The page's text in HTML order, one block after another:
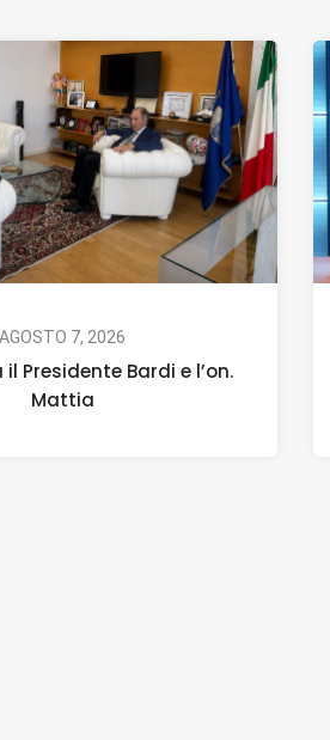
AGOSTO 7, 2026
Presidente Bardi e l’on.
Mattia